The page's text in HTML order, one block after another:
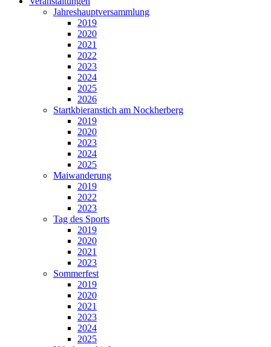
Jahreshauptversammlung
2019
2020
2021
2022
2023
2024
2025
2026
Startkbieranstich am Nockherberg
2019
2020
2023
2024
2025
Maiwanderung
2019
2022
2023
Tag des Sports
2019
2020
2021
2023
Sommerfest
2019
2020
2021
2023
2024
2025